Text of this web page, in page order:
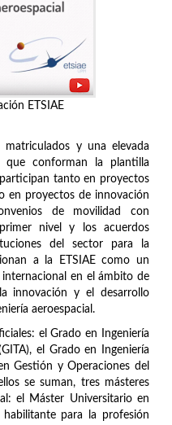
ETSIAE
y una elevada
que conforman la plantilla
tanto en proyectos
en proyectos de innovación
de movilidad con
nivel y los acuerdos
del sector para la
a la ETSIAE como un
en el ámbito de
innovación y el desarrollo
aeroespacial.
el Grado en Ingeniería
el Grado en Ingeniería
Gestión y Operaciones del
se suman, tres másteres
el Máster Universitario en
habilitante para la profesión